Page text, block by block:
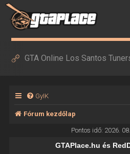
GTA Online Los Santos
GyIK
Fórum kezdőlap
Pontos idő: 2026.
GTAPlace.hu és